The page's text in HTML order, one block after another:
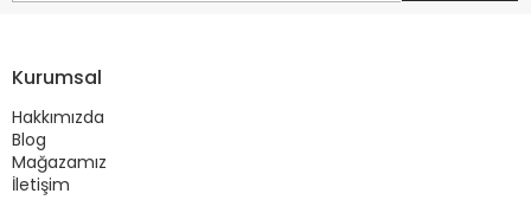
Kurumsal
Hakkımızda
Blog
Mağazamız
İletişim